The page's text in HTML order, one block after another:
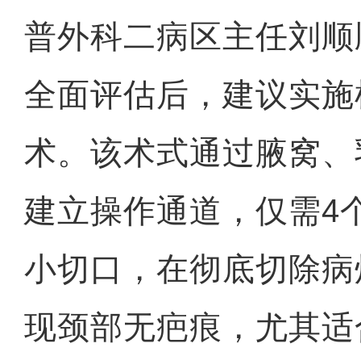
普外科二病区主任刘
全面评估后，建议实
术。该术式通过腋窝
建立操作通道，仅需4
小切口，在彻底切除
现颈部无疤痕，尤其